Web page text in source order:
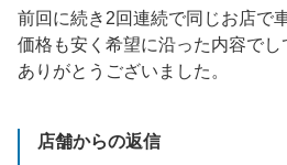
前回に続き2回連続で同じお店で
価格も安く希望に沿った内容でし
ありがとうございました。
店舗からの返信